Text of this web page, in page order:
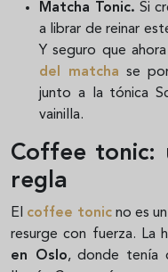
Matcha Tonic. Si
a librar de reinar
Y seguro que
del matcha se
junto a la tónica
vainilla.
Coffee tonic:
regla
El coffee tonic no es
resurge con fuerza. La
en Oslo, donde tenía